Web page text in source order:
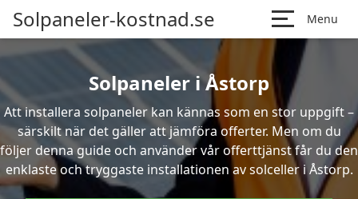
Solpaneler-kostnad.se Menu
Solpaneler i Åstorp
Att installera solpaneler kan kännas som en stor uppgift –
särskilt när det gäller att jämföra offerter. Men om du
följer denna guide och använder vår offerttjänst får du den
enklaste och tryggaste installationen av solceller i Åstorp.